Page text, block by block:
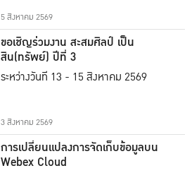
5 สิงหาคม 2569
ขอเชิญร่วมงาน สะสมศิลป์ เป็น
สิน(ทรัพย์) ปีที่ 3
ระหว่างวันที่ 13 - 15 สิงหาคม 2569
3 สิงหาคม 2569
การเปลี่ยนแปลงการจัดเก็บข้อมูลบน
Webex Cloud